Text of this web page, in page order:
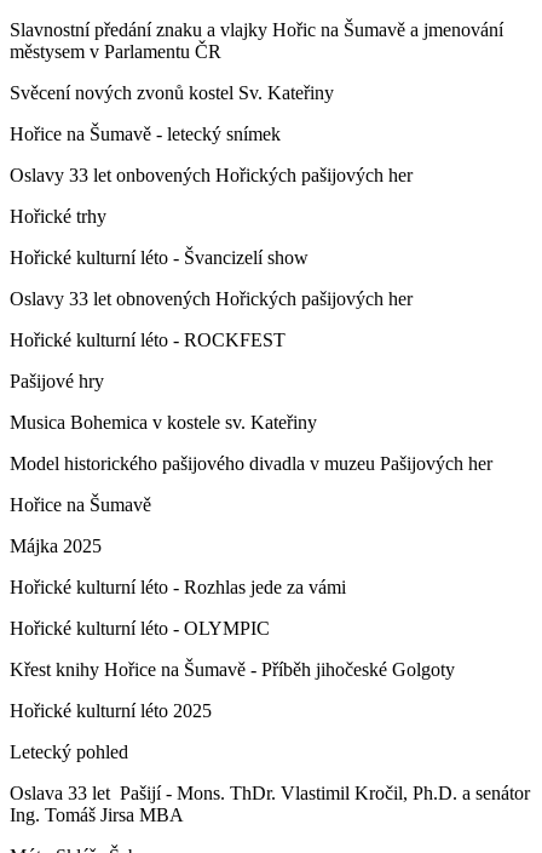
Slavnostní předání znaku a vlajky Hořic na Šumavě a jmenování
městysem v Parlamentu ČR
Svěcení nových zvonů kostel Sv. Kateřiny
Hořice na Šumavě - letecký snímek
Oslavy 33 let onbovených Hořických pašijových her
Hořické trhy
Hořické kulturní léto - Švancizelí show
Oslavy 33 let obnovených Hořických pašijových her
Hořické kulturní léto - ROCKFEST
Pašijové hry
Musica Bohemica v kostele sv. Kateřiny
Model historického pašijového divadla v muzeu Pašijových her
Hořice na Šumavě
Májka 2025
Hořické kulturní léto - Rozhlas jede za vámi
Hořické kulturní léto - OLYMPIC
Křest knihy Hořice na Šumavě - Příběh jihočeské Golgoty
Hořické kulturní léto 2025
Letecký pohled
Oslava 33 let Pašijí - Mons. ThDr. Vlastimil Kročil, Ph.D. a senátor
Ing. Tomáš Jirsa MBA